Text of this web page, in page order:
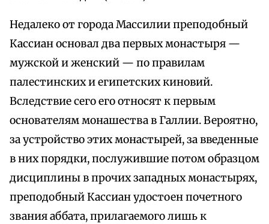
Недалеко от города Массилии преподобный
Кассиан основал два первых монастыря —
мужской и женский — по правилам
палестинских и египетских киновий.
Вследствие сего его относят к первым
основателям монашества в Галлии. Вероятно,
за устройство этих монастырей, за введенные
в них порядки, послужившие потом образцом
дисциплины в прочих западных монастырях,
преподобный Кассиан удостоен почетного
звания аббата, прилагаемого лишь к